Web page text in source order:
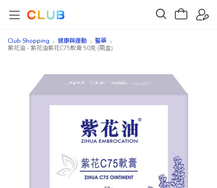
Club Shopping 健康與運動
醫藥
紫花油 - 紫花油紫花C75軟膏 50克 (兩盒)
beginning